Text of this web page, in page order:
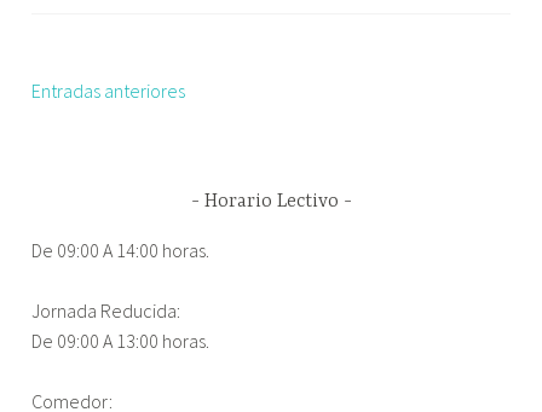
Navegación
Entradas anteriores
Horario Lectivo
De 09:00 A 14:00 horas.
Jornada Reducida:
De 09:00 A 13:00 horas.
Comedor: